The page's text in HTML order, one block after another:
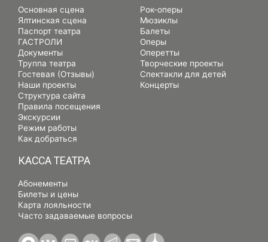
Основная сцена
Ялтинская сцена
Паспорт театра
ГАСТРОЛИ
Документы
Труппа театра
Гостевая (Отзывы)
Наши проекты
Структура сайта
Правила посещения
Экскурсии
Режим работы
Как добраться
Рок-оперы
Мюзиклы
Балеты
Оперы
Оперетты
Творческие проекты
Спектакли для детей
Концерты
КАССА ТЕАТРА
Абонементы
Билеты и цены
Карта лояльности
Часто задаваемые вопросы